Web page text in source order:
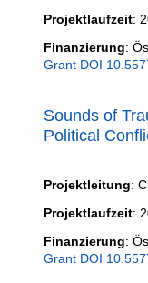
Projektlaufzeit:
Finanzierung:
Grant DOI
Sounds of
Political
Projektleitung:
Projektlaufzeit:
Finanzierung:
Grant DOI